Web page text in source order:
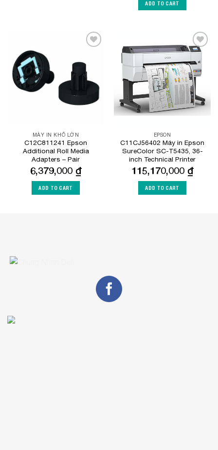
ADD TO CART
Wishlist
MÁY IN KHỔ LỚN
C12C811241 Epson
Additional Roll Media
Adapters – Pair
6,379,000 ₫
ADD TO CART
Add to
Wishlist
EPSON
C11CJ56402 Máy in Epson
SureColor SC-T5435, 36-
inch Technical Printer
115,170,000 ₫
ADD TO CART